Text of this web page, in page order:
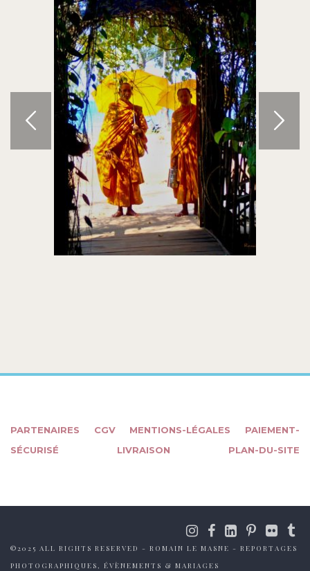
PARTENAIRES CGV MENTIONS-LÉGALES
PAIEMENT-
SÉCURISÉ
LIVRAISON PLAN-DU-SITE
©2025 ALL RIGHTS RESERVED - ROMAIN LE MASNE - REPORTAGES
PHOTOGRAPHIQUES, ÉVÈNEMENTS & MARIAGES